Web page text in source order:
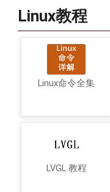
Linux教程
Linux命令全集
LVGL 教程